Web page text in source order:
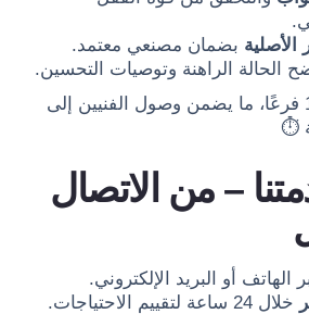
الأصلية بضمان مصنعي معتمد.
الحالة الراهنة وتوصيات التحسين.
نغطي المملكة عبر 12 فرعًا، ما يضمن وصول الفنيين إلى
⏱️
– من الاتصال
الهاتف أو البريد الإلكتروني.
خلال 24 ساعة لتقييم الاحتياجات.